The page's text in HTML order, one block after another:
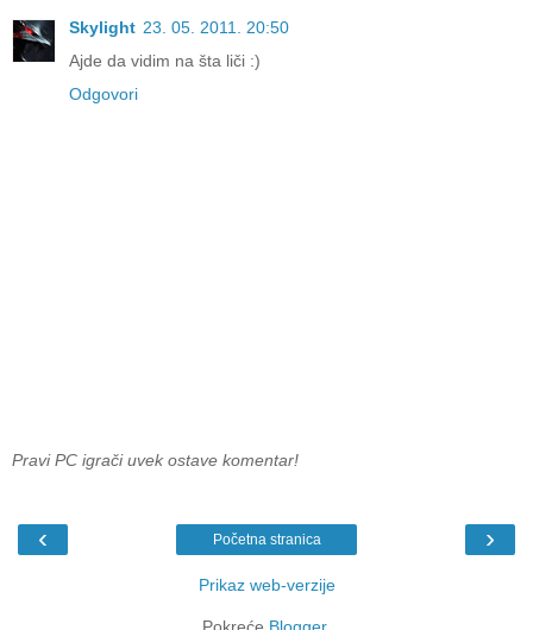
Skylight 23. 05. 2011. 20:50
Ajde da vidim na šta liči :)
Odgovori
Pravi PC igrači uvek ostave komentar!
‹ ›
Početna stranica
Prikaz web-verzije